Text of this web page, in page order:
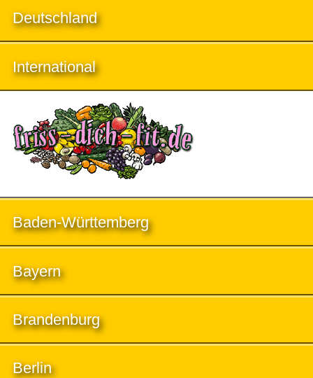
Deutschland
International
Baden-Württemberg
Bayern
Brandenburg
Berlin